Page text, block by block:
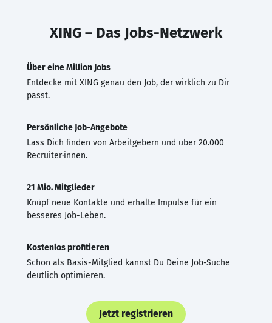
XING – Das Jobs-Netzwerk
Über eine Million Jobs
Entdecke mit XING genau den Job, der wirklich zu Dir
passt.
Persönliche Job-Angebote
Lass Dich finden von Arbeitgebern und über 20.000
Recruiter·innen.
21 Mio. Mitglieder
Knüpf neue Kontakte und erhalte Impulse für ein
besseres Job-Leben.
Kostenlos profitieren
Schon als Basis-Mitglied kannst Du Deine Job-Suche
deutlich optimieren.
Jetzt registrieren